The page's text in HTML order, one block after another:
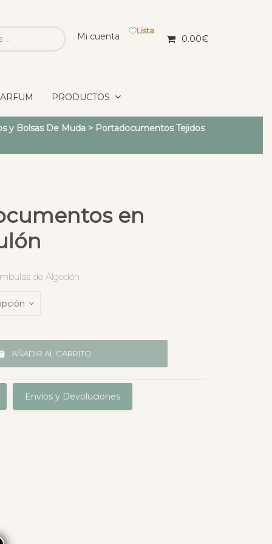
Mi cuenta
Lista
0.00€
PRODUCTOS
y Bolsas De Muda> Portadocumentos Tejidos
en
de Algodón
AÑADIR AL CARRITO
Envíos y Devoluciones